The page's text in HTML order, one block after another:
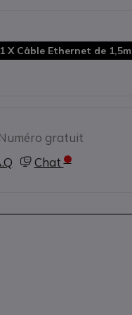
1 X Câble Ethernet de 1,5m
Numéro gratuit
Chat